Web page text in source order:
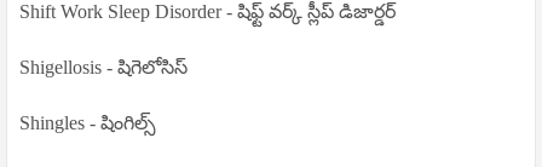
Shift Work Sleep Disorder - షిఫ్ట్ వర్క్ స్లీప్ డిజార్డర్
Shigellosis - షిగెలోసిస్
Shingles - షింగిల్స్